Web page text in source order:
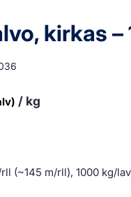
kirkas
/ kg
(~145 m/rll), 1000 kg/